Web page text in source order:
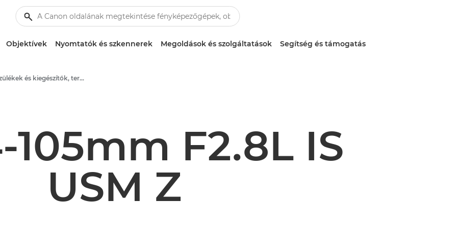
Objektívek Nyomtatók és szkennerek Megoldások és szolgáltatások Segítség és támogatás
Készülékek és kiegészítők, termékmédia – Canon Sajtóközpont
105mm F2.8L IS
USM Z